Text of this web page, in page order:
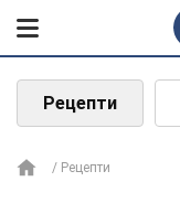
Рецепти
Рецепти